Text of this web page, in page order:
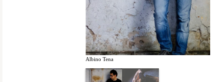
Albino Tena